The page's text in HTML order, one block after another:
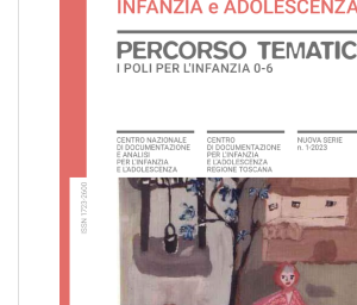
l'adolescenza